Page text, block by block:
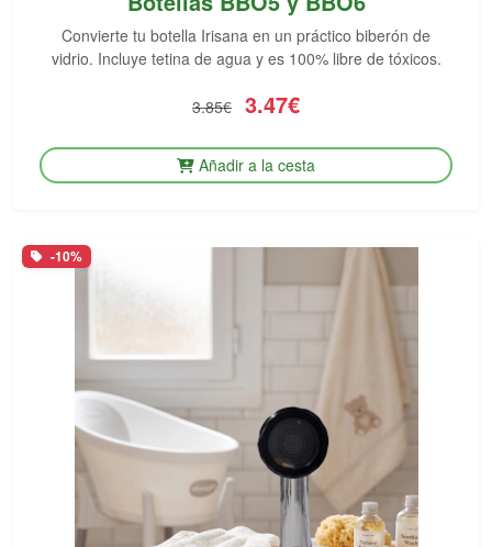
Convierte tu botella Irisana en un práctico biberón de
vidrio. Incluye tetina de agua y es 100% libre de tóxicos.
3.85€ 3.47€
Añadir a la cesta
-10%